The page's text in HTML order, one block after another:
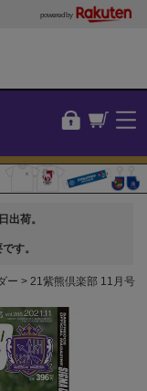
powered by
出荷。
す。
ー 21紫熊倶楽部 11月号